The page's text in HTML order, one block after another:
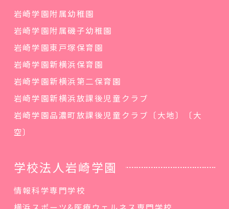
岩崎学園附属幼稚園
岩崎学園附属磯子幼稚園
岩崎学園東戸塚保育園
岩崎学園新横浜保育園
岩崎学園新横浜第二保育園
岩崎学園新横浜放課後児童クラブ
岩崎学園品濃町放課後児童クラブ〔大地〕〔大
空〕
学校法人岩崎学園
情報科学専門学校